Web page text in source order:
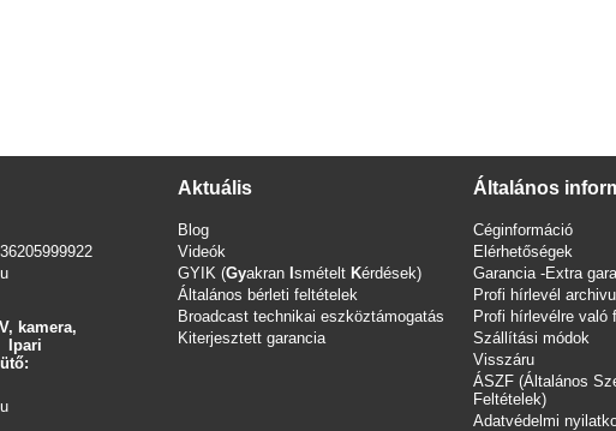
kamera,
Ipari
Aktuális
Blog
Videók
GYIK (Gyakran smételt Kérdések)
Általános bérleti feltételek
Broadcast technikai eszköztámogatás
Kiterjesztett garancia
Általános
Céginformáció
Elérhetőségek
Garancia -Extra
Profi hírlevél
Profi hírlevélre való
Szállítási módok
Visszáru
ÁSZF (Általános
Feltételek)
Adatvédelmi